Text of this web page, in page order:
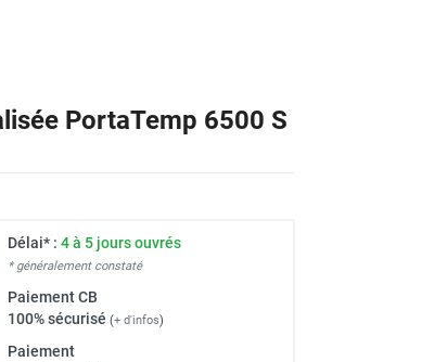
PortaTemp 6500 S
Délai* : 4 à 5 jours ouvrés
* généralement constaté
PaiementCB
100% sécurisé (+ d'infos)
Paiement